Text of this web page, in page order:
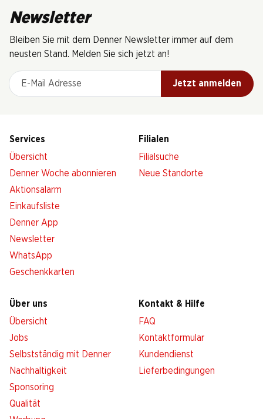
Newsletter
Bleiben Sie mit dem Denner Newsletter immer auf dem
neusten Stand. Melden Sie sich jetzt an!
E-Mail Adresse
Jetzt anmelden
Services
Übersicht
Denner Woche abonnieren
Aktionsalarm
Einkaufsliste
Denner App
Newsletter
WhatsApp
Geschenkkarten
Filialen
Filialsuche
Neue Standorte
Über uns
Übersicht
Jobs
Selbstständig mit Denner
Nachhaltigkeit
Sponsoring
Qualität
Kontakt & Hilfe
FAQ
Kontaktformular
Kundendienst
Lieferbedingungen